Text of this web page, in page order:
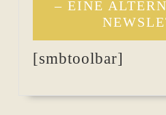
– EINE
[smbtoolbar]